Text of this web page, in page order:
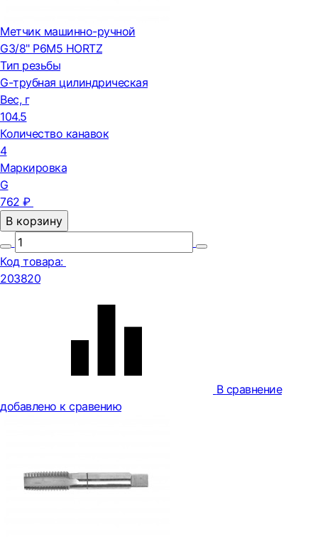
Метчик машинно-ручной
G3/8" Р6М5 HORTZ
Тип резьбы
G-трубная цилиндрическая
Вес, г
104.5
Количество канавок
4
Маркировка
G
762 ₽
В корзину
Код товара:
203820
В сравнение
добавлено к сравению